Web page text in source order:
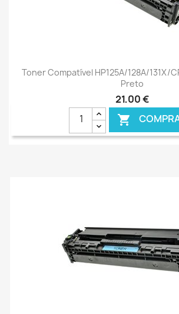
Toner Compatível HP125A/128A/131X/
Preto
21,00 €
